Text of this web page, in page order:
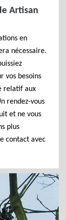
Artisan
en
nécessaire.
vos besoins
relatif aux
rendez-vous
et ne vous
plus
contact avec